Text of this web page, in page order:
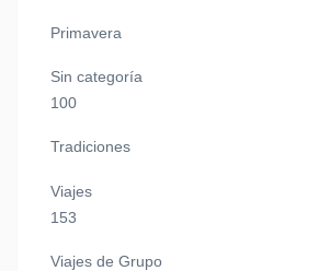
Primavera
Sin categoría
100
Tradiciones
Viajes
153
Viajes de Grupo